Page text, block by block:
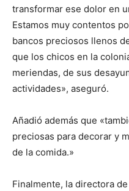
transformar ese dolor en
Estamos muy contentos
bancos preciosos llenos
que los chicos en la
meriendas, de sus
actividades», aseguró.
Añadió además que
preciosas para decorar y
de la comida.»
Finalmente, la directora